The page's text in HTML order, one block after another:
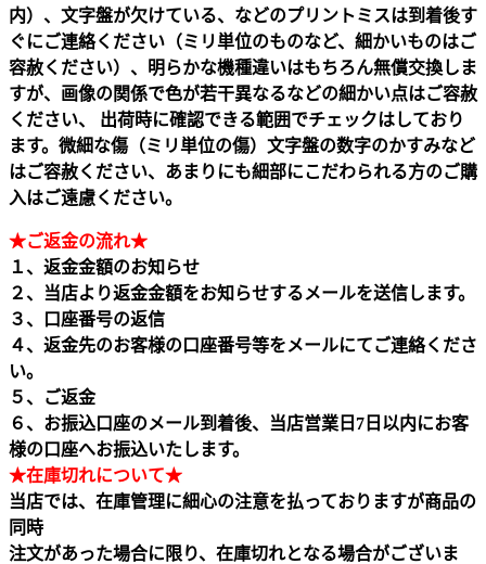
内）、文字盤が欠けている、などのプリントミスは到着後す
ぐにご連絡ください（ミリ単位のものなど、細かいものはご
容赦ください）、明らかな機種違いはもちろん無償交換しま
すが、画像の関係で色が若干異なるなどの細かい点はご容赦
ください、 出荷時に確認できる範囲でチェックはしており
ます。微細な傷（ミリ単位の傷）文字盤の数字のかすみなど
はご容赦ください、あまりにも細部にこだわられる方のご購
入はご遠慮ください。
★ご返金の流れ★
１、返金金額のお知らせ
２、当店より返金金額をお知らせするメールを送信します。
３、口座番号の返信
４、返金先のお客様の口座番号等をメールにてご連絡くださ
い。
５、ご返金
６、お振込口座のメール到着後、当店営業日7日以内にお客
様の口座へお振込いたします。
★在庫切れについて★
当店では、在庫管理に細心の注意を払っておりますが商品の
同時
注文があった場合に限り、在庫切れとなる場合がございま